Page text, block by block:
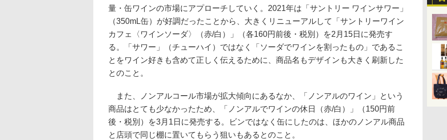
量・缶ワインの市場にアプローチしていく。2021年は「サントリー ワインサワー」
（350mL缶）が好調だったことから、大きくリニューアルして「サントリーワイン
カフェ〈ワインソーダ〉（赤/白）」（各160円前後・税別）を2月15日に発売す
る。「サワー」（チューハイ）ではなく「ソーダでワインを割ったもの」であるこ
とをワイン好きも含めて正しく伝えるために、商品名もデザインも大きく刷新した
とのこと。
また、ノンアルコール市場が拡大傾向にあるなか、「ノンアルのワイン」という
商品はとても少なかったため、「ノンアルでワインの休日（赤/白）」（150円前
後・税別）を3月1日に発売する。ビンではなく缶にしたのは、ほかのノンアル商品
と店頭で同じ棚に置いてもらう狙いもあるとのこと。